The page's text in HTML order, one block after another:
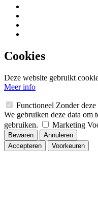
Cookies
Deze website gebruikt
Meer info
Functioneel Zonder
We gebruiken deze data om
gebruiken.
Marketing
Bewaren
Annuleren
Accepteren
Voorkeuren